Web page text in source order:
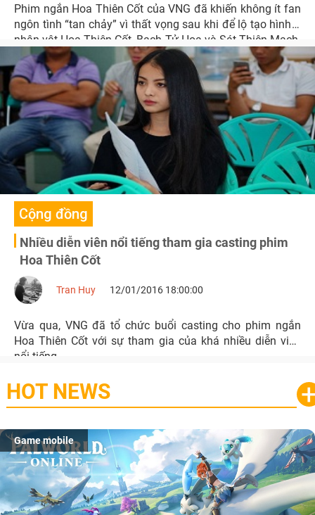
Phim ngắn Hoa Thiên Cốt của VNG đã khiến không ít fan
ngôn tình “tan chảy” vì thất vọng sau khi để lộ tạo hình 3
nhân vật Hoa Thiên Cốt, Bạch Tử Họa và Sát Thiên Mạch.
Cộng đồng
Nhiều diễn viên nổi tiếng tham gia casting phim
Hoa Thiên Cốt
Tran Huy 12/01/2016 18:00:00
Vừa qua, VNG đã tổ chức buổi casting cho phim ngắn
Hoa Thiên Cốt với sự tham gia của khá nhiều diễn viên
nổi tiếng.
HOT NEWS
Game mobile